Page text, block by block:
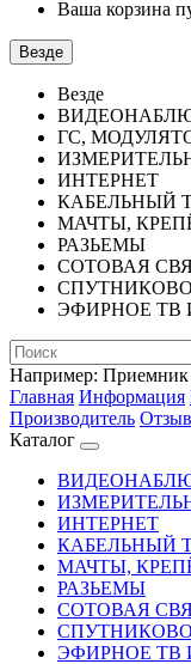
Ваша корзина
Везде
Везде
ГС,
ИНТЕРНЕТ
КАБЕЛЬНЫЙ
МАЧТЫ,
РАЗЬЕМЫ
СОТОВАЯ
ЭФИРНОЕ ТВ
Например: Приемник
Главная Информация
Производитель
Каталог
ИНТЕРНЕТ
КАБЕЛЬНЫЙ
МАЧТЫ,
РАЗЬЕМЫ
СОТОВАЯ
ЭФИРНОЕ ТВ